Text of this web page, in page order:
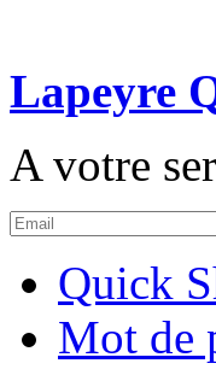
Lapeyre
A votre
Quick
Mot de